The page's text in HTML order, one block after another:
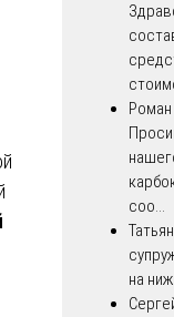
соо...
на